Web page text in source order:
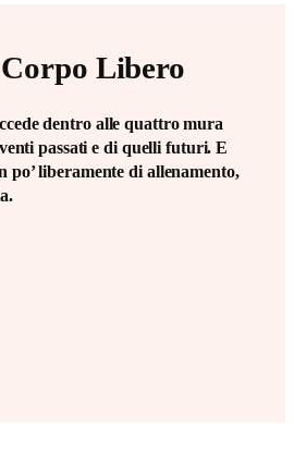
Libero
dentro alle quattro mura
passati e di quelli futuri. E
po’ liberamente di allenamento,